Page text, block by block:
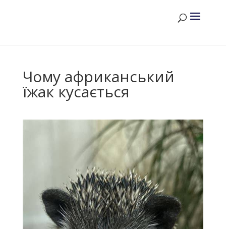
Чому африканський
їжак кусається